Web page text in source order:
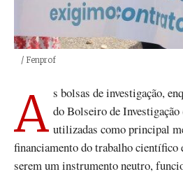
Créditos
/ Fenprof
As bolsas de investigação, enquadradas pelo Estatuto do Bolseiro de
utilizadas como principal
financiamento do trabalho científico
serem um instrumento neutro,